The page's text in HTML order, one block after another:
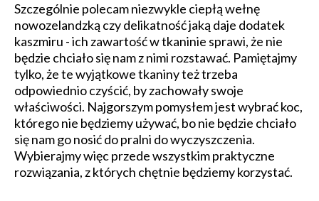
Szczególnie polecam niezwykle ciepłą wełnę
nowozelandzką czy delikatność jaką daje dodatek
kaszmiru - ich zawartość w tkaninie sprawi, że nie
będzie chciało się nam z nimi rozstawać. Pamiętajmy
tylko, że te wyjątkowe tkaniny też trzeba
odpowiednio czyścić, by zachowały swoje
właściwości. Najgorszym pomysłem jest wybrać koc,
którego nie będziemy używać, bo nie będzie chciało
się nam go nosić do pralni do wyczyszczenia.
Wybierajmy więc przede wszystkim praktyczne
rozwiązania, z których chętnie będziemy korzystać.